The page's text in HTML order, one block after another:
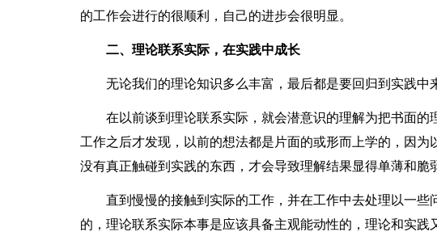
的工作会进行的很顺利，自己的进步会很明显。
二、理论联系实际，在实践中成长
无论我们的理论知识多么丰富，最后都是要回归到实践中
在以前谈到理论联系实际，就会潜意识的理解为把书面的
工作之后才发现，以前的想法都是片面的或形而上学的，因为
没有真正触碰到实践的东西，才会导致理解结果显得单薄和脆
直到慢慢的接触到实际的工作，并在工作中去处理以一些
的，理论联系实际本事是应该具备主观能动性的，理论和实